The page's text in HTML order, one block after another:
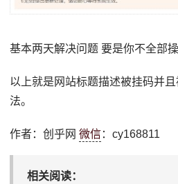
基本两天解决问题 要是你不全部
以上就是网站标题描述被挂码并
法。
作者：创乎网微信：cy168811
相关阅读：